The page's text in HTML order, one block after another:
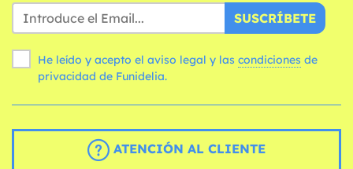
SUSCRÍBETE
He leído y acepto el aviso legal y las condiciones
privacidad de Funidelia.
ATENCIÓN AL CLIENTE